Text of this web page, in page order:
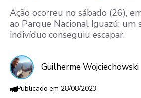
Ação ocorreu no sábado (26),
ao Parque Nacional Iguazú; um
indivíduo conseguiu escapar.
Guilherme Wojciechowski
28/08/2023